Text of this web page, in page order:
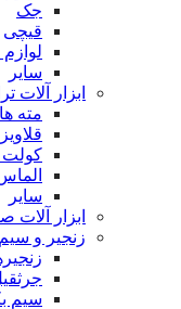
جک
قیچی
سایر
ابزار آلات
مته ها
کولت
سایر
ابزار
زنجیر و
سیم